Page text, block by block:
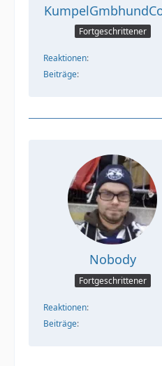
Fortgeschrittener
Reaktionen
Beiträge
Nobody
Fortgeschrittener
Reaktionen
Beiträge